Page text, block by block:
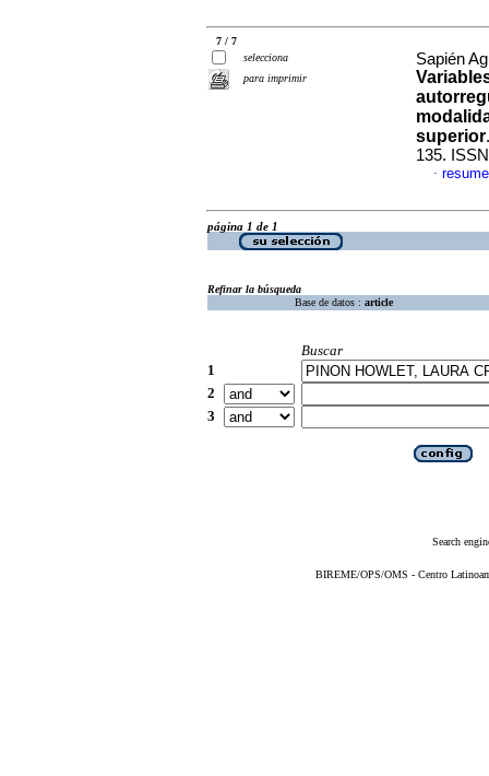
7 / 7
selecciona
para imprimir
Sapién
superior
135.
·
página 1 de 1
Refinar la búsqueda
Base de datos : article
Buscar
1
2
3
Search
BIREME/OPS/OMS - Centro